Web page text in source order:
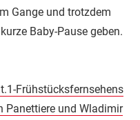
Gange und trotzdem
Baby-Pause geben.
Frühstücksfernsehens
Panettiere und Wladimir